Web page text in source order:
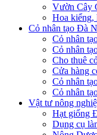
Vườn Cây
Hoa kiểng,
Cỏ nhân tạo Đà
Cỏ nhân
Cỏ nhân
Cho thuê
Cửa hàng
Cỏ nhân
Cỏ nhân
Vật tư nông
Hạt giống
Dụng cụ